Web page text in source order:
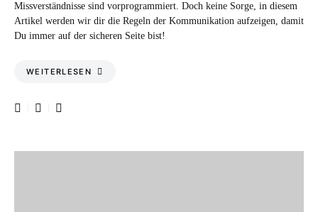
Missverständnisse sind vorprogrammiert. Doch keine Sorge, in diesem
Artikel werden wir dir die Regeln der Kommunikation aufzeigen, damit
Du immer auf der sicheren Seite bist!
WEITERLESEN